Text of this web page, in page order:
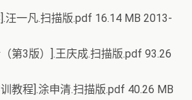
汪一凡.扫描版.pdf 16.14 MB 2013-
第3版）].王庆成.扫描版.pdf 93.26
教程].涂申清.扫描版.pdf 40.26 MB